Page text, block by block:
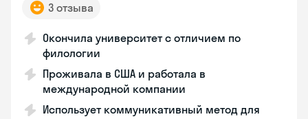
3 отзыва
Окончила университет с отличием по
филологии
Проживала в США и работала в
международной компании
Использует коммуникативный метод для